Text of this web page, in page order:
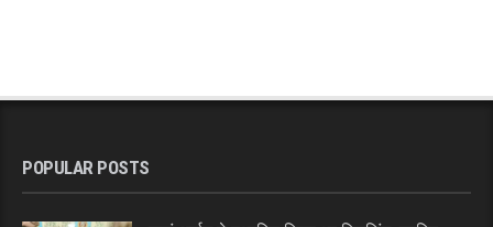
POPULAR POSTS